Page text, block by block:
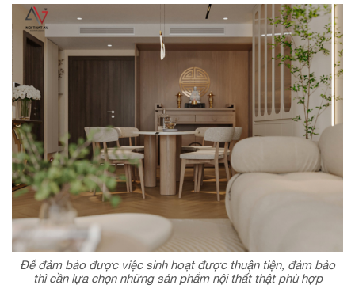
Để đảm bảo được việc sinh hoạt được thuận tiện, đảm bảo
thì cần lựa chọn những sản phẩm nội thất thật phù hợp